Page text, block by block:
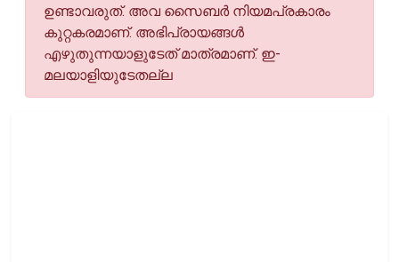
ഉണ്ടാവരുത്. അവ സൈബര്‍ നിയമപ്രകാരം
കുറ്റകരമാണ്. അഭിപ്രായങ്ങള്‍
എഴുതുന്നയാളുടേത് മാത്രമാണ്. ഇ-
മലയാളിയുടേതല്ല